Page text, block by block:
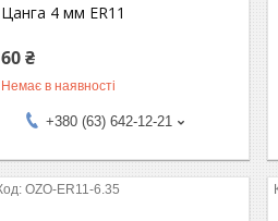
Цанга 4 мм ER11
60 ₴
Немає в наявності
+380 (63) 642-12-21
OZO-ER11-6.35